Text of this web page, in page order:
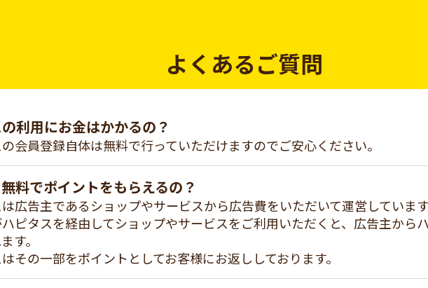
よくあるご質問
利用にお金はかかるの？
会員登録自体は無料で行っていただけますのでご安心ください。
料でポイントをもらえるの？
広告主であるショップやサービスから広告費をいただいて運営しています
ピタスを経由してショップやサービスをご利用いただくと、広告主から
す。
その一部をポイントとしてお客様にお返ししております。